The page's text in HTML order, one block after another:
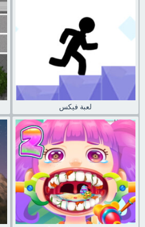
لعبة فيكس